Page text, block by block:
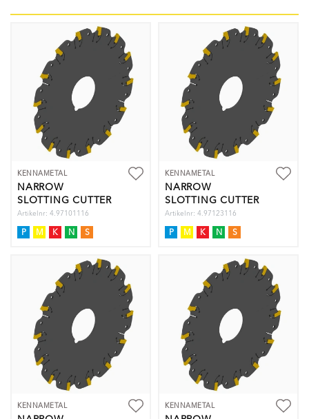
KENNAMETAL
NARROW
SLOTTING CUTTER
D=100
Artikelnr: 4.97101116
P M K N S
KENNAMETAL
NARROW
SLOTTING CUTTER
D=125
Artikelnr: 4.97123116
P M K N S
KENNAMETAL KENNAMETAL